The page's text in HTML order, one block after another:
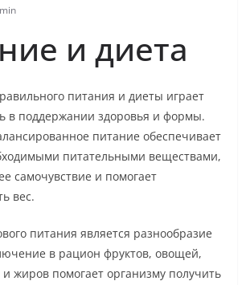
и диета
питания и диеты играет
в поддержании здоровья и формы.
питание обеспечивает
питательными веществами,
самочувствие и помогает
вес.
питания является разнообразие
в рацион фруктов, овощей,
и жиров помогает организму получить